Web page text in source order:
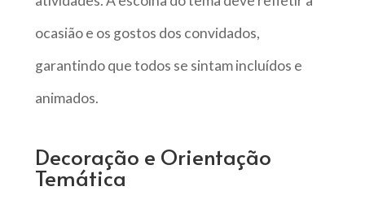
ocasião e os gostos dos convidados,
garantindo que todos se sintam incluídos e
animados.
Decoração e Orientação
Temática